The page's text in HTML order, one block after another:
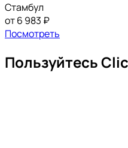
Стамбул
от 6 983 ₽
Посмотреть
Пользуйтесь